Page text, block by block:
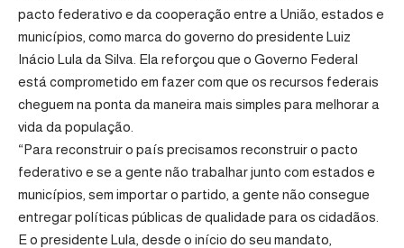
pacto federativo e da cooperação entre a União, estados e
municípios, como marca do governo do presidente Luiz
Inácio Lula da Silva. Ela reforçou que o Governo Federal
está comprometido em fazer com que os recursos federais
cheguem na ponta da maneira mais simples para melhorar a
vida da população.
“Para reconstruir o país precisamos reconstruir o pacto
federativo e se a gente não trabalhar junto com estados e
municípios, sem importar o partido, a gente não consegue
entregar políticas públicas de qualidade para os cidadãos.
E o presidente Lula, desde o início do seu mandato,